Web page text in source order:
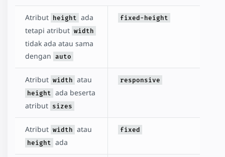
Atribut height ada
tetapi atribut width
tidak ada atau sama
dengan auto
fixed-height
Atribut width atau
height ada beserta
atribut sizes
responsive
Atribut width atau
height ada
fixed